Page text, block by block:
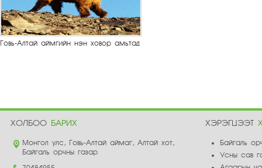
Говь-Алтай аймгийн нэн ховор амьтад
ХОЛБОО БАРИХ
Монгол улс, Говь-Алтай аймаг, Алтай хот,
Байгаль орчны газар
ХЭРЭГЦЭЭТ
Байгаль
Усны сав